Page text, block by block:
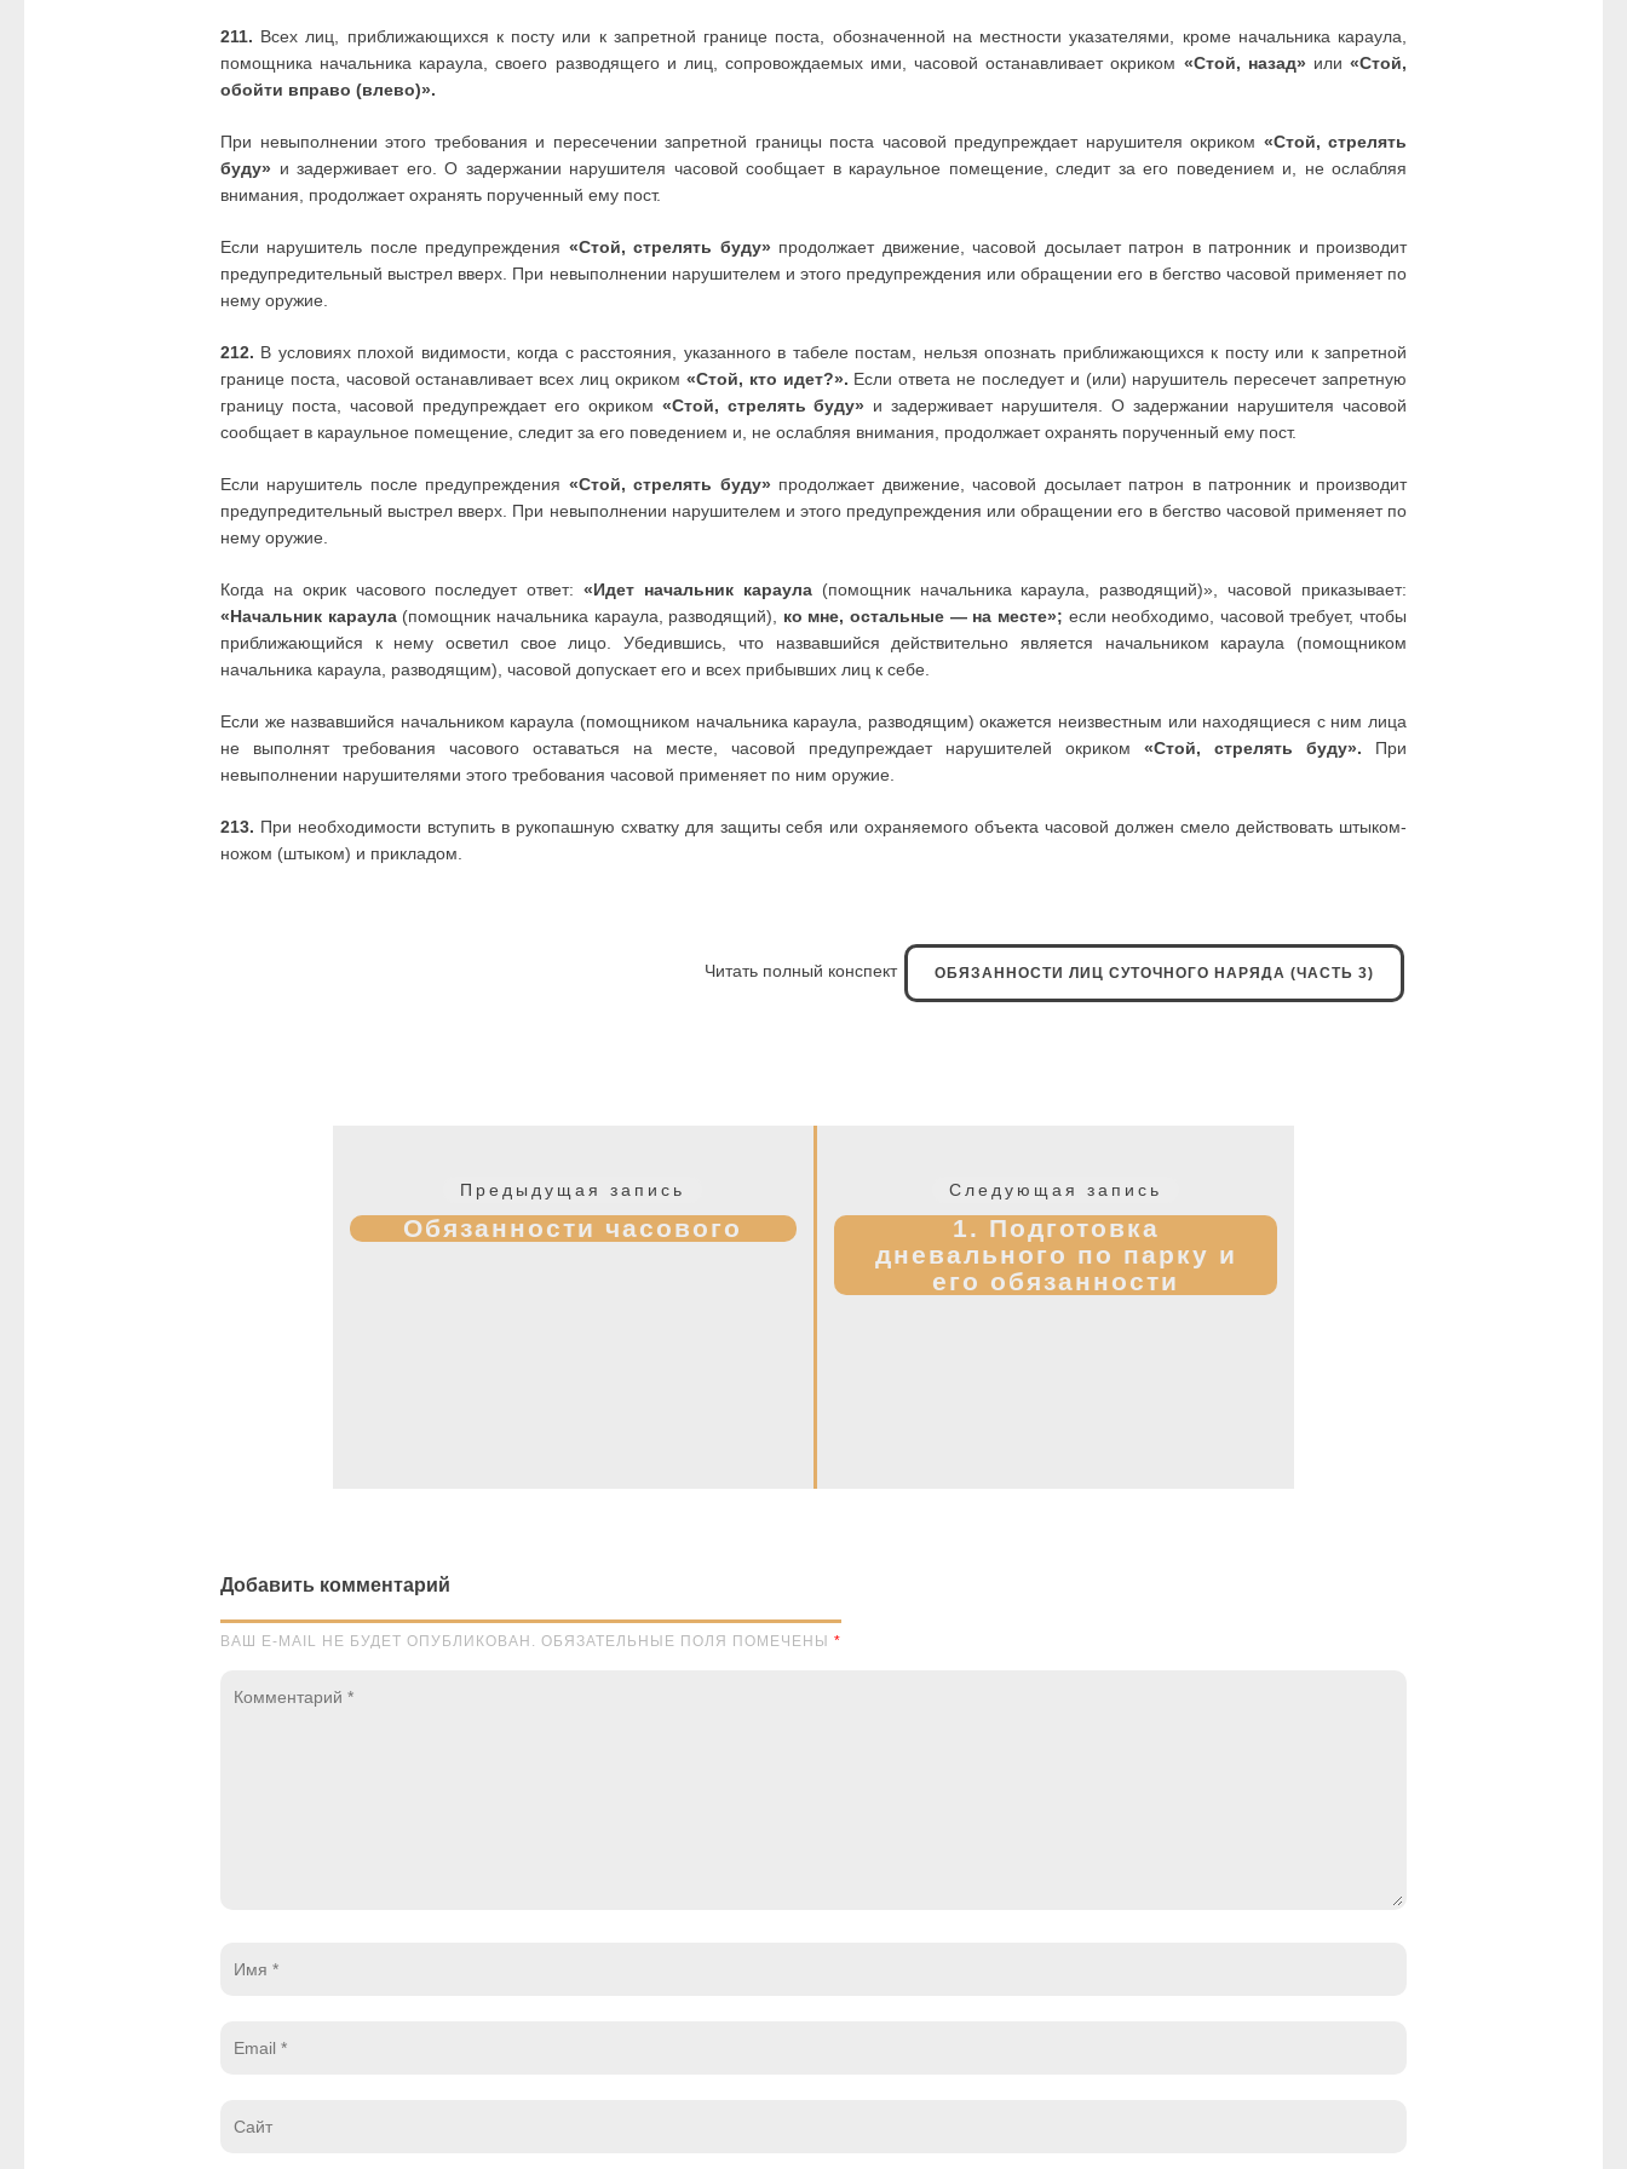
211. Всех лиц, приближающихся к посту или к запретной границе поста, обозначенной на местности указателями, кроме начальника караула,
помощника начальника караула, своего разводящего и лиц, сопровождаемых ими, часовой останавливает окриком «Стой, назад» или«Стой,
обойти вправо (влево)».
При невыполнении этого требования и пересечении запретной границы поста часовой предупреждает нарушителя окриком «Стой, стрелять
буду» и задерживает его. О задержании нарушителя часовой сообщает в караульное помещение, следит за его поведением и, не ослабляя
внимания, продолжает охранять порученный ему пост.
Если нарушитель после предупреждения «Стой, стрелять буду» продолжает движение, часовой досылает патрон в патронник и производит
предупредительный выстрел вверх. При невыполнении нарушителем и этого предупреждения или обращении его в бегство часовой применяет по
нему оружие.
212. В условиях плохой видимости, когда с расстояния, указанного в табеле постам, нельзя опознать приближающихся к посту или к запретной
границе поста, часовой останавливает всех лиц окриком «Стой, кто идет?». Если ответа не последует и (или) нарушитель пересечет запретную
границу поста, часовой предупреждает его окриком «Стой, стрелять буду» и задерживает нарушителя. О задержании нарушителя часовой
сообщает в караульное помещение, следит за его поведением и, не ослабляя внимания, продолжает охранять порученный ему пост.
Если нарушитель после предупреждения «Стой, стрелять буду» продолжает движение, часовой досылает патрон в патронник и производит
предупредительный выстрел вверх. При невыполнении нарушителем и этого предупреждения или обращении его в бегство часовой применяет по
нему оружие.
Когда на окрик часового последует ответ:«Идет начальник караула(помощник начальника караула, разводящий)», часовой приказывает:
«Начальник караула(помощник начальника караула, разводящий), ко мне, остальные — на месте»; если необходимо, часовой требует, чтобы
приближающийся к нему осветил свое лицо. Убедившись, что назвавшийся действительно является начальником караула (помощником
начальника караула, разводящим), часовой допускает его и всех прибывших лиц к себе.
Если же назвавшийся начальником караула (помощником начальника караула, разводящим) окажется неизвестным или находящиеся с ним лица
не выполнят требования часового оставаться на месте, часовой предупреждает нарушителей окриком «Стой, стрелять буду». При
невыполнении нарушителями этого требования часовой применяет по ним оружие.
213. При необходимости вступить в рукопашную схватку для защиты себя или охраняемого объекта часовой должен смело действовать штыком-
ножом (штыком) и прикладом.
Читать полный конспект ОБЯЗАННОСТИ ЛИЦ СУТОЧНОГО НАРЯДА (ЧАСТЬ 3)
Предыдущая запись
запись:
Обязанности часового
Следующая запись
запись:
1. Подготовка
дневального по парку и
его обязанности
Добавить комментарий
ВАШ E-MAIL НЕ БУДЕТ ОПУБЛИКОВАН. ОБЯЗАТЕЛЬНЫЕ ПОЛЯ ПОМЕЧЕНЫ *